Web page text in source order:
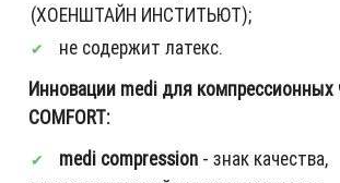
(ХОЕНШТАЙН ИНСТИТЬЮТ);
не содержит латекс.
Инновации medi для компрессионных
COMFORT:
medi compression - знак качества,